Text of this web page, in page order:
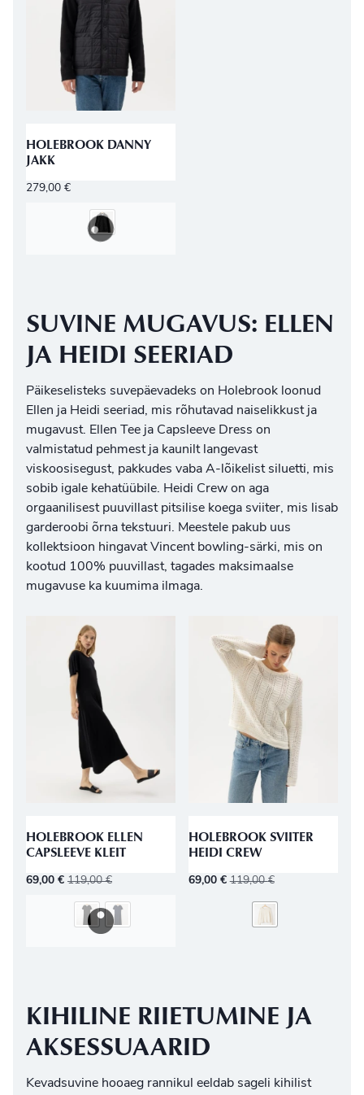
HOLEBROOK DANNY
JAKK
279,00 €
SUVINE MUGAVUS: ELLEN
JA HEIDI SEERIAD
Päikeselisteks suvepäevadeks on Holebrook loonud
Ellen ja Heidi seeriad, mis rõhutavad naiselikkust ja
mugavust. Ellen Tee ja Capsleeve Dress on
valmistatud pehmest ja kaunilt langevast
viskoosisegust, pakkudes vaba A-lõikelist siluetti, mis
sobib igale kehatüübile. Heidi Crew on aga
orgaanilisest puuvillast pitsilise koega sviiter, mis lisab
garderoobi õrna tekstuuri. Meestele pakub uus
kollektsioon hingavat Vincent bowling-särki, mis on
kootud 100% puuvillast, tagades maksimaalse
mugavuse ka kuumima ilmaga.
HOLEBROOK ELLEN
CAPSLEEVE KLEIT
69,00 € 119,00€
HOLEBROOK SVIITER
HEIDI CREW
69,00 € 119,00€
KIHILINE RIIETUMINE JA
AKSESSUAARID
Kevadsuvine hooaeg rannikul eeldab sageli kihilist